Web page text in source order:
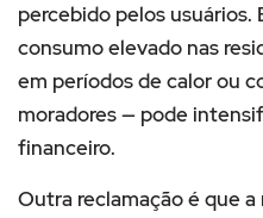
percebido pelos usuários.
consumo elevado nas
em períodos de calor ou
moradores — pode
financeiro.
Outra reclamação é que